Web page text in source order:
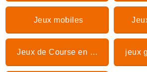
Jeux mobiles
Jeux de Course en moto